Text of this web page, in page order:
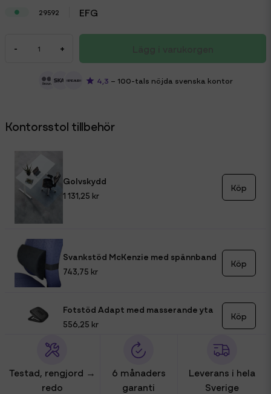
29592 EFG
- +
4,3 – 100-tals nöjda svenska kontor
Kontorsstol tillbehör
Golvskydd
1 131,25 kr
Köp
Svankstöd McKenzie med spännband
743,75 kr
Köp
Fotstöd Adapt med masserande yta
556,25 kr
Köp
Testad, rengjord →
redo
6 månaders
garanti
Leverans i hela
Sverige